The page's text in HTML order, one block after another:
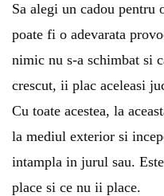
Sa alegi un cadou pentru
poate fi o adevarata
nimic nu s-a schimbat si
crescut, ii plac aceleasi
Cu toate acestea, la
la mediul exterior si
intampla in jurul sau.
place si ce nu ii place.